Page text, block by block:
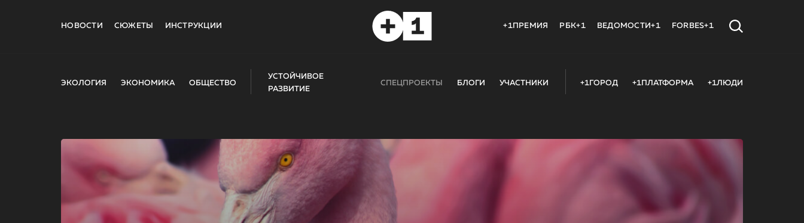
НОВОСТИ СЮЖЕТЫ ИНСТРУКЦИИ +1ПРЕМИЯ РБК+1 ВЕДОМОСТИ+1 FORBES+1
ЭКОЛОГИЯ ЭКОНОМИКА ОБЩЕСТВО
УСТОЙЧИВОЕ
РАЗВИТИЕ
СПЕЦПРОЕКТЫ БЛОГИ УЧАСТНИКИ +1ГОРОД +1ПЛАТФОРМА +1ЛЮДИ